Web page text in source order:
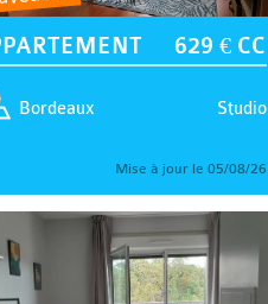
629 € CC
Studio
Bordeaux
Mise à jour le 05/08/26